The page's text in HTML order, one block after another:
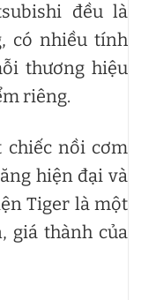
đều là
có nhiều tính
thương hiệu
riêng.
chiếc nồi cơm
hiện đại và
Tiger là một
giá thành của